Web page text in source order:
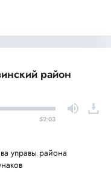
район
52:03
управы района